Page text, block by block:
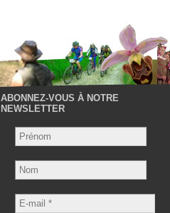
ABONNEZ-VOUS À NOTRE
NEWSLETTER
Nom
E-